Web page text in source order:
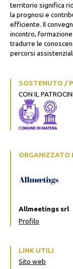
territorio significa
la prognosi e
efficiente. Il
incontro,
tradurre le
percorsi
SOSTENUTO /
CON IL
ORGANIZZATO
Allmeetings srl
Profilo
LINK UTILI
Sito web